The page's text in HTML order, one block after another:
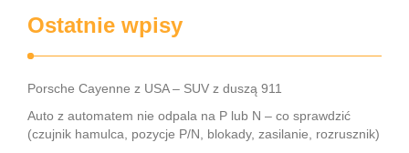
Ostatnie wpisy
Porsche Cayenne z USA – SUV z duszą 911
Auto z automatem nie odpala na P lub N – co sprawdzić
(czujnik hamulca, pozycje P/N, blokady, zasilanie, rozrusznik)